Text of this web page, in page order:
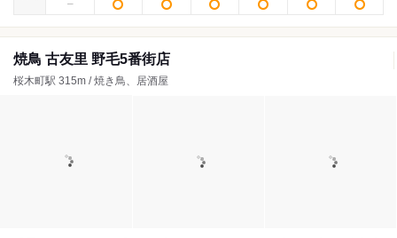
焼鳥 古友里 野毛5番街店
桜木町駅 315m / 焼き鳥、居酒屋